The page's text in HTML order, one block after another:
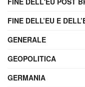
FINE DELL’EU E
GENERALE
GEOPOLITICA
GERMANIA